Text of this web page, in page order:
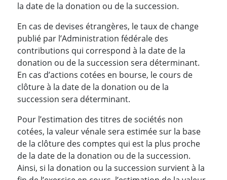
la date de la donation ou de la succession.
En cas de devises étrangères, le taux de change
publié par l’Administration fédérale des
contributions qui correspond à la date de la
donation ou de la succession sera déterminant.
En cas d’actions cotées en bourse, le cours de
clôture à la date de la donation ou de la
succession sera déterminant.
Pour l’estimation des titres de sociétés non
cotées, la valeur vénale sera estimée sur la base
de la clôture des comptes qui est la plus proche
de la date de la donation ou de la succession.
Ainsi, si la donation ou la succession survient à la